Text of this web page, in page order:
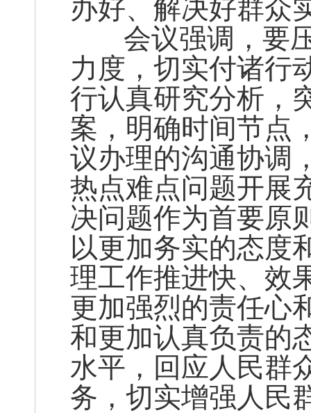
办好、解决好群众
会议强调，要压
力度，切实付诸行
行认真研究分析，
案，明确时间节点
议办理的沟通协调
热点难点问题开展
决问题作为首要原
以更加务实的态度
理工作推进快、效
更加强烈的责任心
和更加认真负责的
水平，回应人民群
务，切实增强人民